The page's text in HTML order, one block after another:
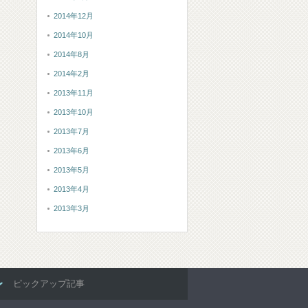
2014年12月
2014年10月
2014年8月
2014年2月
2013年11月
2013年10月
2013年7月
2013年6月
2013年5月
2013年4月
2013年3月
ピックアップ記事